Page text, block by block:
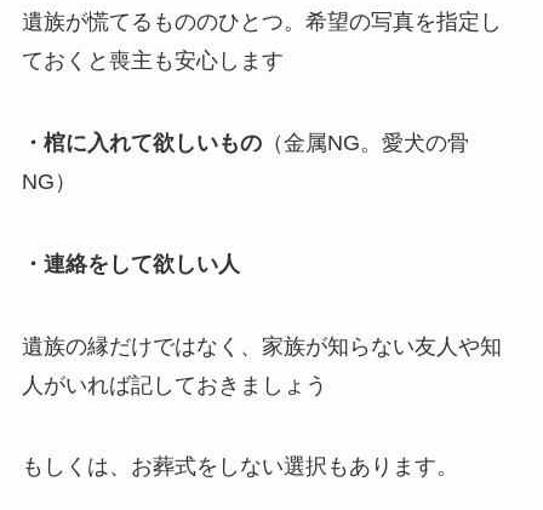
遺族が慌てるもののひとつ。希望の写真を指定し
ておくと喪主も安心します
・棺に入れて欲しいもの（金属NG。愛犬の骨
NG）
・連絡をして欲しい人
遺族の縁だけではなく、家族が知らない友人や知
人がいれば記しておきましょう
もしくは、お葬式をしない選択もあります。